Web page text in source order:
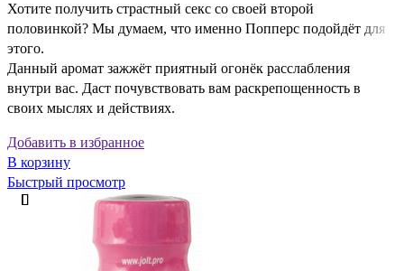
Хотите получить страстный секс со своей второй
половинкой? Мы думаем, что именно Попперс подойдёт для
этого.
Данный аромат зажжёт приятный огонёк расслабления
внутри вас. Даст почувствовать вам раскрепощенность в
своих мыслях и действиях.
Добавить в избранное
В корзину
Быстрый просмотр